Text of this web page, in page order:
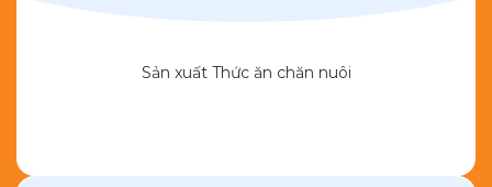
Sản xuất Thức ăn chăn nuôi